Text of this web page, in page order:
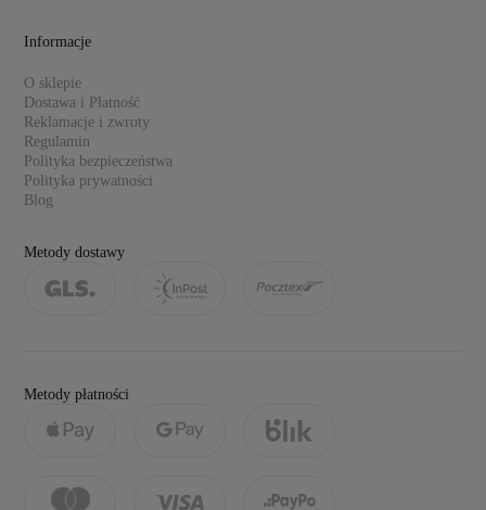
Informacje
O sklepie
Dostawa i Płatność
Reklamacje i zwroty
Regulamin
Polityka bezpieczeństwa
Polityka prywatności
Blog
Metody dostawy
Metody płatności